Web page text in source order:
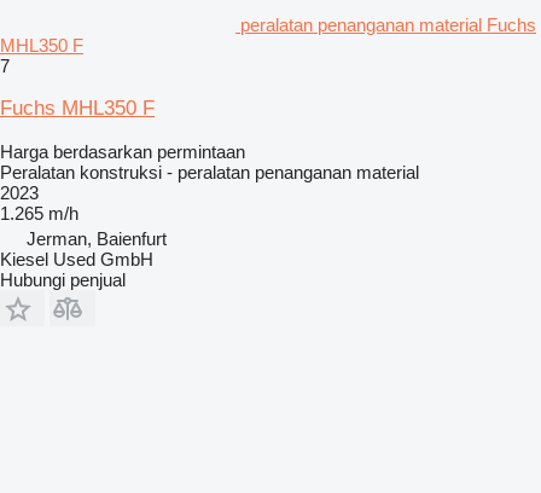
peralatan penanganan material Fuchs
MHL350 F
7
Fuchs MHL350 F
Harga berdasarkan permintaan
Peralatan konstruksi - peralatan penanganan material
2023
1.265 m/h
Jerman, Baienfurt
Kiesel Used GmbH
Hubungi penjual